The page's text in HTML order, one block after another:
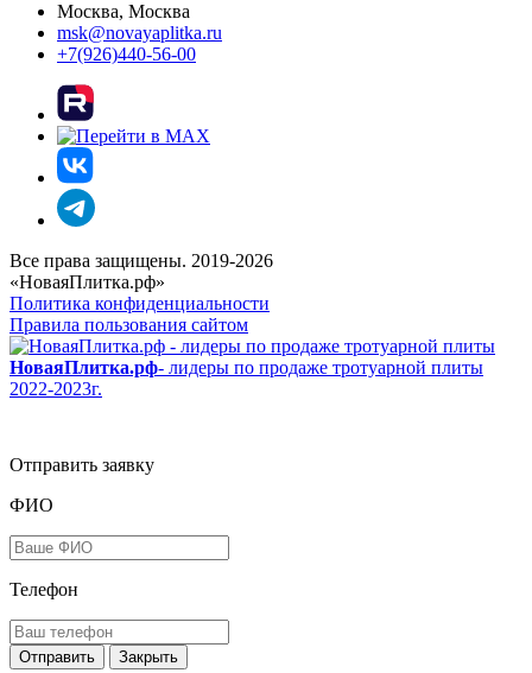
Москва, Москва
msk@novayaplitka.ru
+7(926)440-56-00
Все права защищены. 2019-2026
«НоваяПлитка.рф»
Политика конфиденциальности
Правила пользования сайтом
НоваяПлитка.рф- лидеры по продаже тротуарной плиты
2022-2023г.
Отправить заявку
ФИО
Телефон
Закрыть